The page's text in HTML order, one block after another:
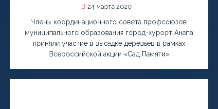
24 марта 2020
Члены координационного совета профсоюзов
муниципального образования город-курорт Анапа
приняли участие в высадке деревьев в рамках
Всероссийской акции «Сад Памяти»